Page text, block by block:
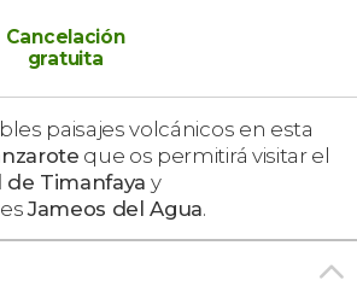
Cancelación
gratuita
paisajes volcánicos en esta
que os permitirá visitar el
de Timanfaya y
Jameos del Agua.